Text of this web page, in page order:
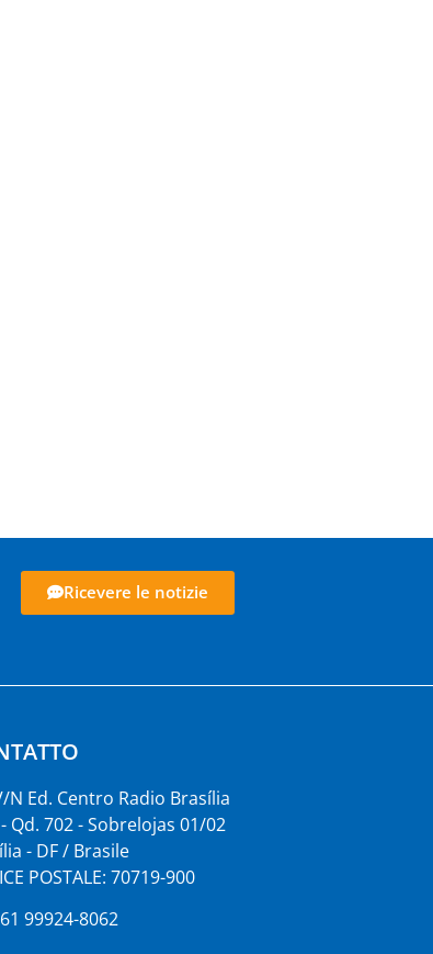
Ricevere le notizie
N Ed. Centro Radio Brasília
- Qd. 702 - Sobrelojas 01/02
- DF / Brasile
POSTALE: 70719-900
99924-8062